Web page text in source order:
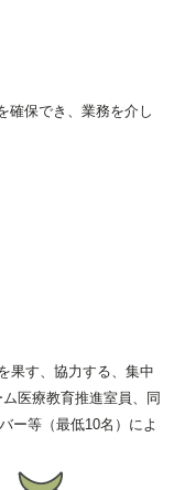
確保でき、業務を介し
果す、協力する、集中
医療教育推進室員、同
ー等（最低10名）によ